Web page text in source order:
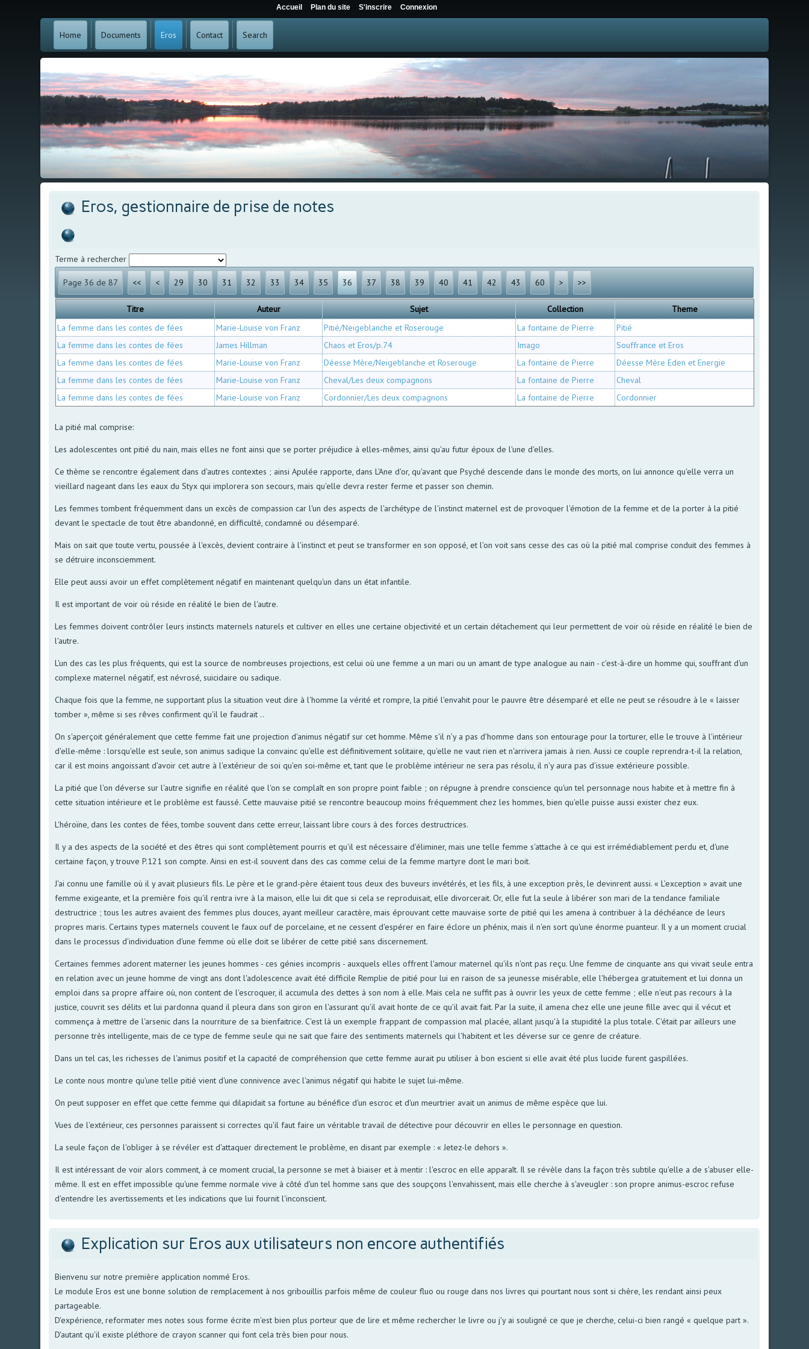
Home Documents Eros Contact Search
Eros, gestionnaire de prise de notes
Terme à rechercher
Page 36 de 87 << < 29 30 31 32 33 34 35 36 37 38 39 40 41 42 43 60 > >>
Titre Auteur Sujet Collection
Theme
La femme dans les contes de fées
Marie-Louise von Franz Pitié/Neigeblanche et Roserouge La fontaine de Pierre
Pitié
La femme dans les contes de fées
James Hillman Chaos et Eros/p.74 Imago
Souffrance et Eros
La femme dans les contes de fées
Marie-Louise von Franz Déesse Mère/Neigeblanche et Roserouge La fontaine de Pierre
Déesse Mère Eden et Energie
La femme dans les contes de fées
Marie-Louise von Franz Cheval/Les deux compagnons La fontaine de Pierre
Cheval
La femme dans les contes de fées
Marie-Louise von Franz Cordonnier/Les deux compagnons La fontaine de Pierre Cordonnier
La pitié mal comprise:
Les adolescentes ont pitié du nain, mais elles ne font ainsi que se porter préjudice à elles-mêmes, ainsi qu'au futur époux de l'une d'elles.
Ce thème se rencontre également dans d'autres contextes ; ainsi Apulée rapporte, dans L'Ane d'or, qu'avant que Psyché descende dans le monde des morts, on lui annonce qu'elle verra un
vieillard nageant dans les eaux du Styx qui implorera son secours, mais qu'elle devra rester ferme et passer son chemin.
Les femmes tombent fréquemment dans un excès de compassion car l'un des aspects de l'archétype de l'instinct maternel est de provoquer l'émotion de la femme et de la porter à la pitié
devant le spectacle de tout être abandonné, en difficulté, condamné ou désemparé.
Mais on sait que toute vertu, poussée à l'excès, devient contraire à l'instinct et peut se transformer en son opposé, et l'on voit sans cesse des cas où la pitié mal comprise conduit des femmes à
se détruire inconsciemment.
Elle peut aussi avoir un effet complètement négatif en maintenant quelqu'un dans un état infantile.
Il est important de voir où réside en réalité le bien de l'autre.
Les femmes doivent contrôler leurs instincts maternels naturels et cultiver en elles une certaine objectivité et un certain détachement qui leur permettent de voir où réside en réalité le bien de
l'autre.
L'un des cas les plus fréquents, qui est la source de nombreuses projections, est celui où une femme a un mari ou un amant de type analogue au nain - c'est-à-dire un homme qui, souffrant d'un
complexe maternel négatif, est névrosé, suicidaire ou sadique.
Chaque fois que la femme, ne supportant plus la situation veut dire à l'homme la vérité et rompre, la pitié l'envahit pour le pauvre être désemparé et elle ne peut se résoudre à le « laisser
tomber », même si ses rêves confirment qu'il le faudrait ..
On s'aperçoit généralement que cette femme fait une projection d'animus négatif sur cet homme. Même s'il n'y a pas d'homme dans son entourage pour la torturer, elle le trouve à l'intérieur
d'elle-même : lorsqu'elle est seule, son animus sadique la convainc qu'elle est définitivement solitaire, qu'elle ne vaut rien et n'arrivera jamais à rien. Aussi ce couple reprendra-t-il la relation,
car il est moins angoissant d'avoir cet autre à l'extérieur de soi qu'en soi-même et, tant que le problème intérieur ne sera pas résolu, il n'y aura pas d'issue extérieure possible.
La pitié que l'on déverse sur l'autre signifie en réalité que l'on se complaît en son propre point faible ; on répugne à prendre conscience qu'un tel personnage nous habite et à mettre fin à
cette situation intérieure et le problème est faussé. Cette mauvaise pitié se rencontre beaucoup moins fréquemment chez les hommes, bien qu'elle puisse aussi exister chez eux.
L'héroïne, dans les contes de fées, tombe souvent dans cette erreur, laissant libre cours à des forces destructrices.
Il y a des aspects de la société et des êtres qui sont complètement pourris et qu'il est nécessaire d'éliminer, mais une telle femme s'attache à ce qui est irrémédiablement perdu et, d'une
certaine façon, y trouve P.121 son compte. Ainsi en est-il souvent dans des cas comme celui de la femme martyre dont le mari boit.
J'ai connu une famille où il y avait plusieurs fils. Le père et le grand-père étaient tous deux des buveurs invétérés, et les fils, à une exception près, le devinrent aussi. « L'exception » avait une
femme exigeante, et la première fois qu'il rentra ivre à la maison, elle lui dit que si cela se reproduisait, elle divorcerait. Or, elle fut la seule à libérer son mari de la tendance familiale
destructrice ; tous les autres avaient des femmes plus douces, ayant meilleur caractère, mais éprouvant cette mauvaise sorte de pitié qui les amena à contribuer à la déchéance de leurs
propres maris. Certains types maternels couvent le faux ouf de porcelaine, et ne cessent d'espérer en faire éclore un phénix, mais il n'en sort qu'une énorme puanteur. Il y a un moment crucial
dans le processus d'individuation d'une femme où elle doit se libérer de cette pitié sans discernement.
Certaines femmes adorent materner les jeunes hommes - ces génies incompris - auxquels elles offrent l'amour maternel qu'ils n'ont pas reçu. Une femme de cinquante ans qui vivait seule entra
en relation avec un jeune homme de vingt ans dont l'adolescence avait été difficile Remplie de pitié pour lui en raison de sa jeunesse misérable, elle l'hébergea gratuitement et lui donna un
emploi dans sa propre affaire où, non content de l'escroquer, il accumula des dettes à son nom à elle. Mais cela ne suffit pas à ouvrir les yeux de cette femme ; elle n'eut pas recours à la
justice, couvrit ses délits et lui pardonna quand il pleura dans son giron en l'assurant qu'il avait honte de ce qu'il avait fait. Par la suite, il amena chez elle une jeune fille avec qui il vécut et
commença à mettre de l'arsenic dans la nourriture de sa bienfaitrice. C'est là un exemple frappant de compassion mal placée, allant jusqu'à la stupidité la plus totale. C'était par ailleurs une
personne très intelligente, mais de ce type de femme seule qui ne sait que faire des sentiments maternels qui l'habitent et les déverse sur ce genre de créature.
Dans un tel cas, les richesses de l'animus positif et la capacité de compréhension que cette femme aurait pu utiliser à bon escient si elle avait été plus lucide furent gaspillées.
Le conte nous montre qu'une telle pitié vient d'une connivence avec l'animus négatif qui habite le sujet lui-même.
On peut supposer en effet que cette femme qui dilapidait sa fortune au bénéfice d'un escroc et d'un meurtrier avait un animus de même espèce que lui.
Vues de l'extérieur, ces personnes paraissent si correctes qu'il faut faire un véritable travail de détective pour découvrir en elles le personnage en question.
La seule façon de l'obliger à se révéler est d'attaquer directement le problème, en disant par exemple : « Jetez-le dehors ».
Il est intéressant de voir alors comment, à ce moment crucial, la personne se met à biaiser et à mentir : l'escroc en elle apparaît. Il se révèle dans la façon très subtile qu'elle a de s'abuser elle-
même. Il est en effet impossible qu'une femme normale vive à côté d'un tel homme sans que des soupçons l'envahissent, mais elle cherche à s'aveugler : son propre animus-escroc refuse
d'entendre les avertissements et les indications que lui fournit l'inconscient.
Explication sur Eros aux utilisateurs non encore authentifiés
Bienvenu sur notre première application nommé Eros.
Le module Eros est une bonne solution de remplacement à nos gribouillis parfois même de couleur fluo ou rouge dans nos livres qui pourtant nous sont si chère, les rendant ainsi peux
partageable.
D'expérience, reformater mes notes sous forme écrite m'est bien plus porteur que de lire et même rechercher le livre ou j'y ai souligné ce que je cherche, celui-ci bien rangé « quelque part ».
D'autant qu'il existe pléthore de crayon scanner qui font cela très bien pour nous.
Accueil Plan du site S'inscrire Connexion